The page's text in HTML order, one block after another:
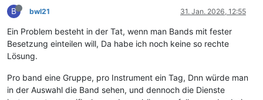
B bwl21 31. Jan. 2026, 12:55
Ein Problem besteht in der Tat, wenn man Bands mit fester
Besetzung einteilen will, Da habe ich noch keine so rechte
Lösung.
Pro band eine Gruppe, pro Instrument ein Tag, Dnn würde man
in der Auswahl die Band sehen, und dennoch die Dienste